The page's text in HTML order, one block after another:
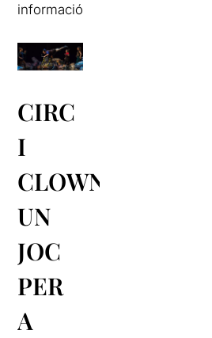
informació
CIRC
I
CLOWN,
UN
JOC
PER
A